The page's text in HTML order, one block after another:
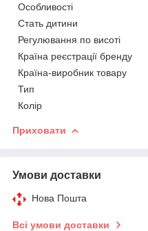
Особливості
Стать дитини
Регулювання по висоті
Країна реєстрації бренду
Країна-виробник товару
Тип
Колір
Приховати
Умови доставки
Нова Пошта
Всі умови доставки